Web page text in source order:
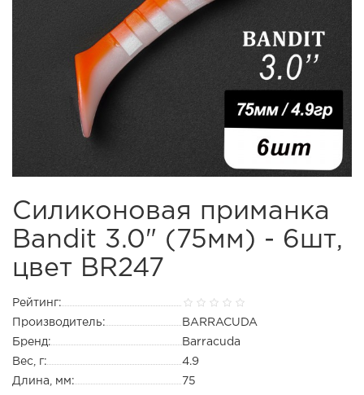
Силиконовая приманка
Bandit 3.0" (75мм) - 6шт,
цвет BR247
Рейтинг:
Производитель:
BARRACUDA
Бренд:
Barracuda
Вес, г:
4.9
Длина, мм:
75